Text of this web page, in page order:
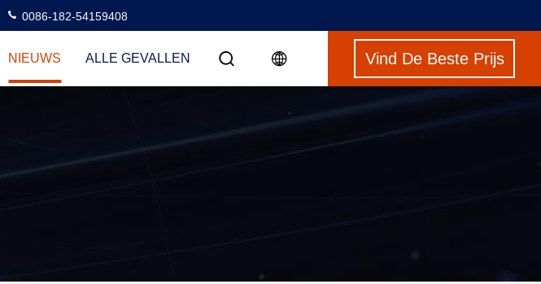
0086-182-54159408
NIEUWS ALLE GEVALLEN Vind De Beste Prijs